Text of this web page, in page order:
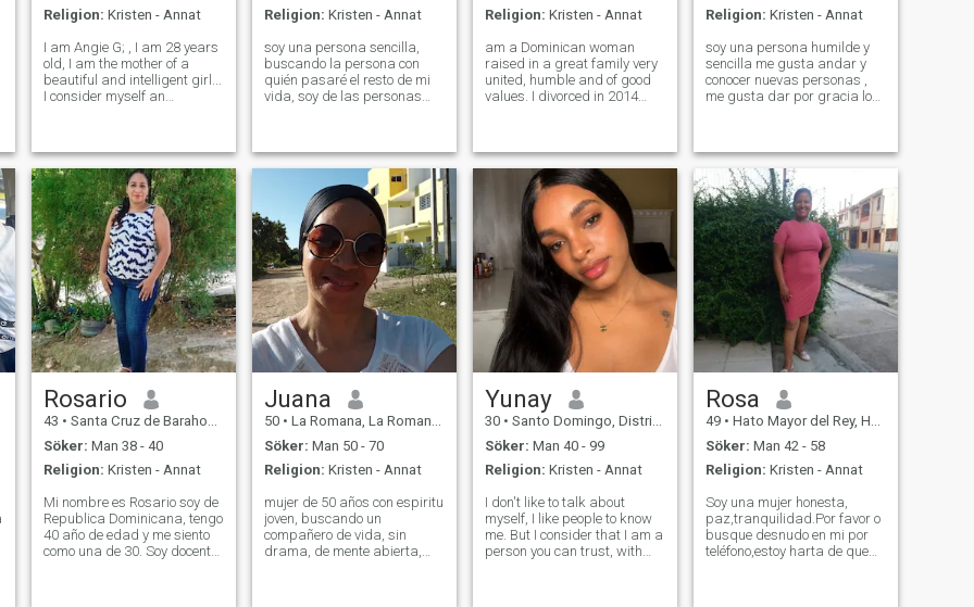
Religion: Kristen - Annat
I am Angie G; , I am 28 years
old, I am the mother of a
beautiful and intelligent girl...
I consider myself an
facial aesthetics... I work as
a personal trainer and nutri
Religion: Kristen - Annat
soy una persona sencilla,
buscando la persona con
quién pasaré el resto de mi
vida, soy de las personas
los hechos que en las
soltera y seguiré así hast
Religion: Kristen - Annat
am a Dominican woman
raised in a great family very
united, humble and of good
values. I divorced in 2014
has autism a and he is the
king of the family. Im teacher
Religion: Kristen - Annat
soy una persona humilde y
sencilla me gusta andar y
conocer nuevas personas ,
me gusta dar por gracia lo
que sea madre de tres creo
que no me quita que yo no
sea un
Rosario
43 • Santa Cruz de Barahona, Barahona, Dominikanska Rep.
Söker: Man 38 - 40
Religion: Kristen - Annat
Mi nombre es Rosario soy de
Republica Dominicana, tengo
40 año de edad y me siento
como una de 30. Soy docente,
Juana
50 • La Romana, La Romana, Dominikanska Rep.
Söker: Man 50 - 70
Religion: Kristen - Annat
mujer de 50 años con espiritu
joven, buscando un
compañero de vida, sin
drama, de mente abierta,
Yunay
30 • Santo Domingo, Distrito Nacional, Dominikanska Rep.
Söker: Man 40 - 99
Religion: Kristen - Annat
I don't like to talk about
myself, I like people to know
me. But I consider that I am a
person you can trust, with
Rosa
49 • Hato Mayor del Rey, Hato Mayor, Dominikanska Rep.
Söker: Man 42 - 58
Religion: Kristen - Annat
Soy una mujer honesta,
paz,tranquilidad.Por favor o
busque desnudo en mi por
teléfono,estoy harta de que